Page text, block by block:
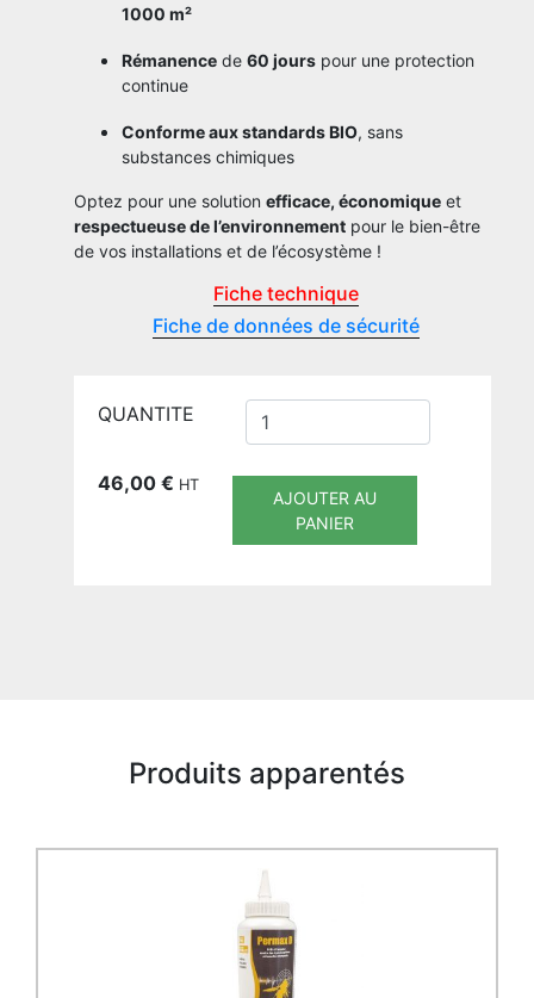
1000 m²
Rémanence de 60 jours pour une protection
continue
Conforme aux standards BIO, sans
substances chimiques
Optez pour une solution efficace, économique et
respectueuse de l’environnement pour le bien-être
de vos installations et de l’écosystème !
Fiche technique
Fiche de données de sécurité
QUANTITE
46,00 € HT
AJOUTER AU
PANIER
Produits apparentés